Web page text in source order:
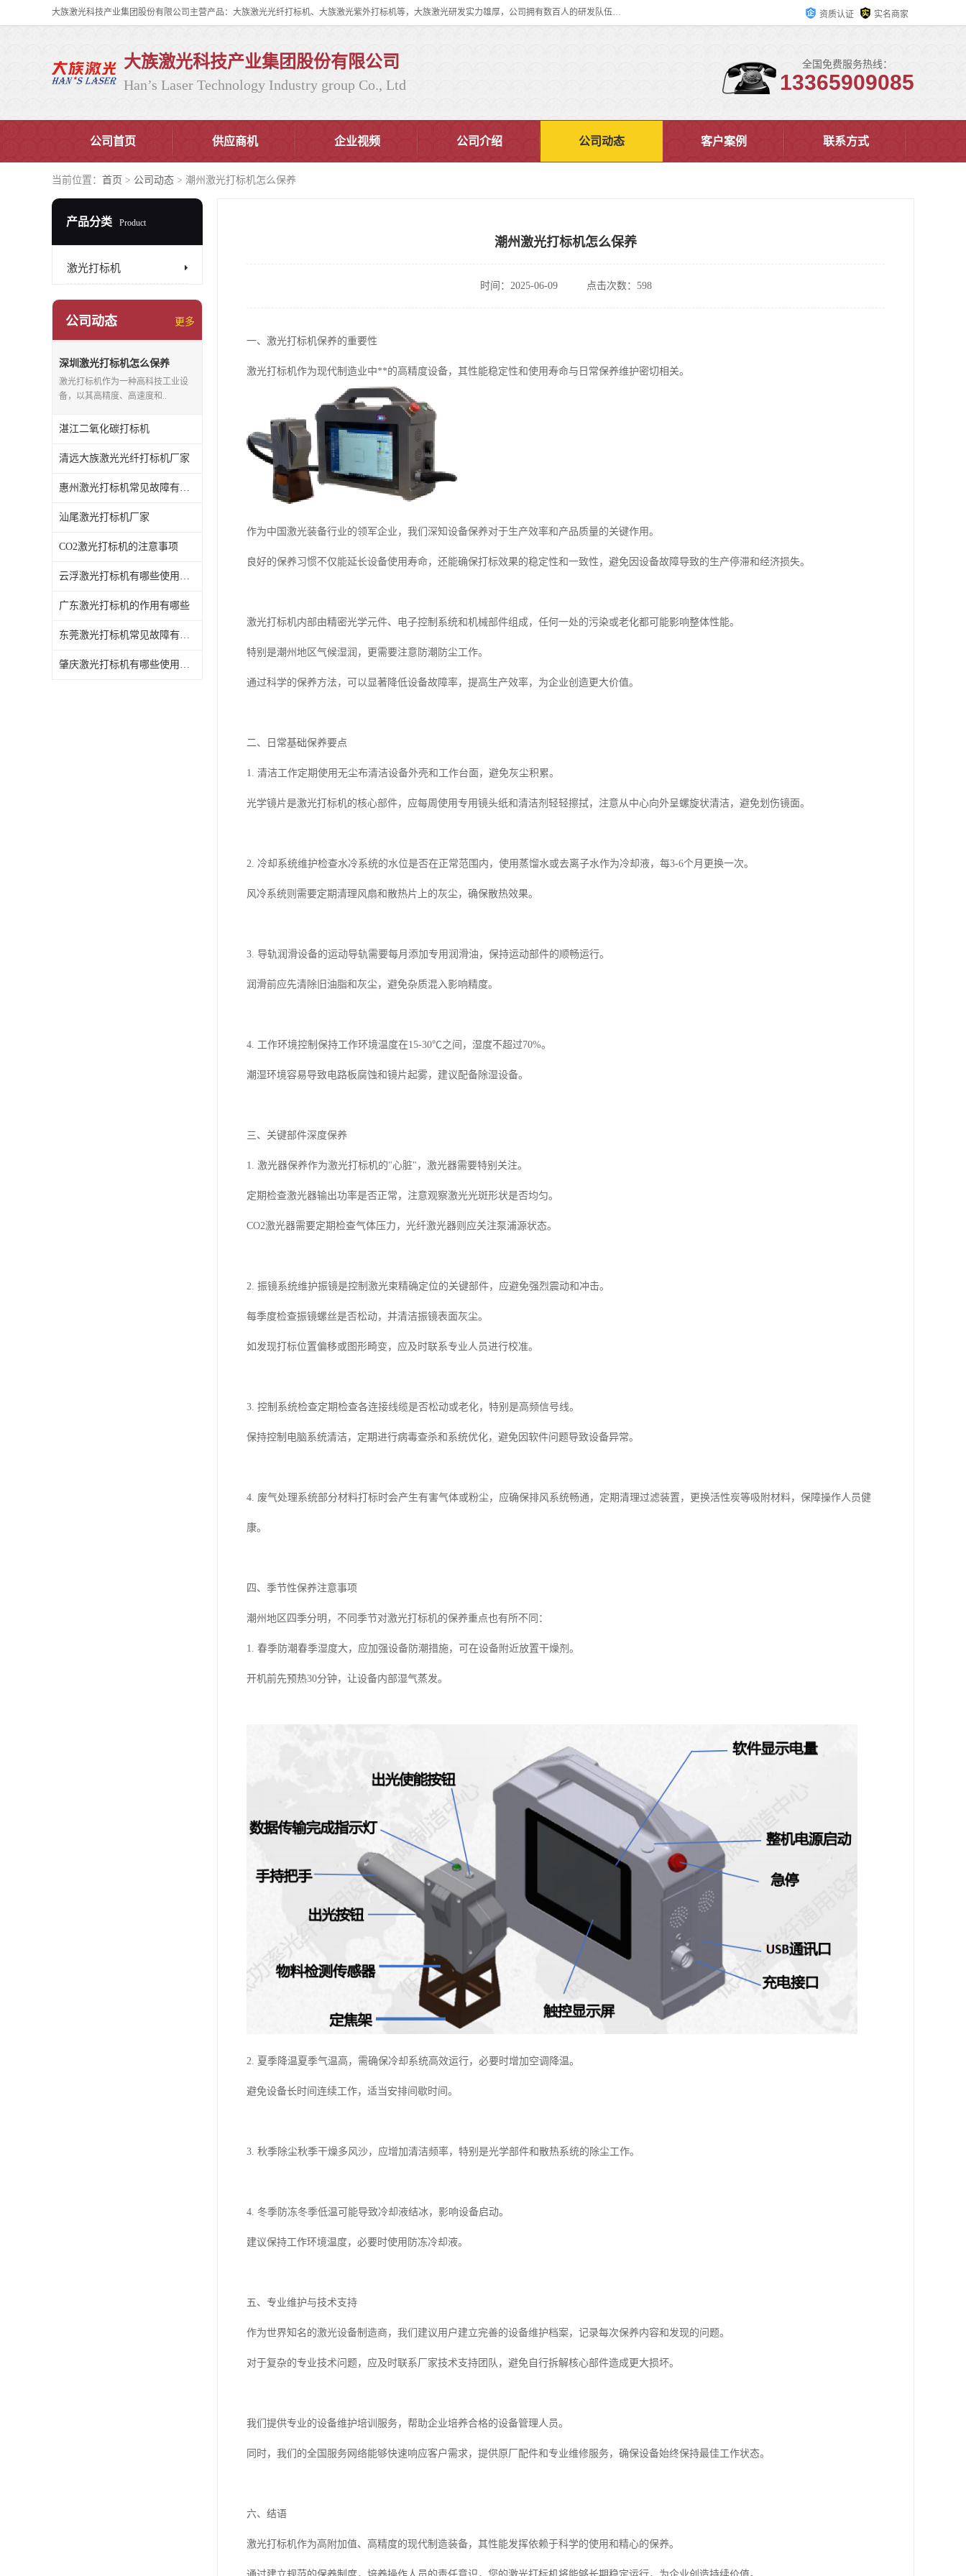
大族激光科技产业集团股份有限公司主营产品：大族激光光纤打标机、大族激光紫外打标机等，大族激光研发实力雄厚，公司拥有数百人的研发队伍，目前具有多项国际发明和国内、计算机软件着作权，多项核心技术处于国际成员之一水平，是世界上仅有的几家拥有"紫外激光"的公司之一。 资质认证 实名商家
大族激光科技产业集团股份有限公司
Han’s Laser Technology Industry group Co., Ltd
全国免费服务热线：
13365909085
公司首页 供应商机 企业视频 公司介绍 公司动态 客户案例 联系方式
当前位置： 首页 > 公司动态 > 潮州激光打标机怎么保养
产品分类 Product
激光打标机
公司动态 更多
深圳激光打标机怎么保养
激光打标机作为一种高科技工业设
备，以其高精度、高速度和..
湛江二氧化碳打标机
清远大族激光光纤打标机厂家
惠州激光打标机常见故障有哪些
汕尾激光打标机厂家
CO2激光打标机的注意事项
云浮激光打标机有哪些使用特点
广东激光打标机的作用有哪些
东莞激光打标机常见故障有哪些
肇庆激光打标机有哪些使用特点
潮州激光打标机怎么保养
时间：2025-06-09 点击次数：598
一、激光打标机保养的重要性
激光打标机作为现代制造业中**的高精度设备，其性能稳定性和使用寿命与日常保养维护密切相关。
作为中国激光装备行业的领军企业，我们深知设备保养对于生产效率和产品质量的关键作用。
良好的保养习惯不仅能延长设备使用寿命，还能确保打标效果的稳定性和一致性，避免因设备故障导致的生产停滞和经济损失。
激光打标机内部由精密光学元件、电子控制系统和机械部件组成，任何一处的污染或老化都可能影响整体性能。
特别是潮州地区气候湿润，更需要注意防潮防尘工作。
通过科学的保养方法，可以显著降低设备故障率，提高生产效率，为企业创造更大价值。
二、日常基础保养要点
1. 清洁工作定期使用无尘布清洁设备外壳和工作台面，避免灰尘积累。
光学镜片是激光打标机的核心部件，应每周使用专用镜头纸和清洁剂轻轻擦拭，注意从中心向外呈螺旋状清洁，避免划伤镜面。
2. 冷却系统维护检查水冷系统的水位是否在正常范围内，使用蒸馏水或去离子水作为冷却液，每3-6个月更换一次。
风冷系统则需要定期清理风扇和散热片上的灰尘，确保散热效果。
3. 导轨润滑设备的运动导轨需要每月添加专用润滑油，保持运动部件的顺畅运行。
润滑前应先清除旧油脂和灰尘，避免杂质混入影响精度。
4. 工作环境控制保持工作环境温度在15-30℃之间，湿度不超过70%。
潮湿环境容易导致电路板腐蚀和镜片起雾，建议配备除湿设备。
三、关键部件深度保养
1. 激光器保养作为激光打标机的"心脏"，激光器需要特别关注。
定期检查激光器输出功率是否正常，注意观察激光光斑形状是否均匀。
CO2激光器需要定期检查气体压力，光纤激光器则应关注泵浦源状态。
2. 振镜系统维护振镜是控制激光束精确定位的关键部件，应避免强烈震动和冲击。
每季度检查振镜螺丝是否松动，并清洁振镜表面灰尘。
如发现打标位置偏移或图形畸变，应及时联系专业人员进行校准。
3. 控制系统检查定期检查各连接线缆是否松动或老化，特别是高频信号线。
保持控制电脑系统清洁，定期进行病毒查杀和系统优化，避免因软件问题导致设备异常。
4. 废气处理系统部分材料打标时会产生有害气体或粉尘，应确保排风系统畅通，定期清理过滤装置，更换活性炭等吸附材料，保障操作人员健
康。
四、季节性保养注意事项
潮州地区四季分明，不同季节对激光打标机的保养重点也有所不同：
1. 春季防潮春季湿度大，应加强设备防潮措施，可在设备附近放置干燥剂。
开机前先预热30分钟，让设备内部湿气蒸发。
2. 夏季降温夏季气温高，需确保冷却系统高效运行，必要时增加空调降温。
避免设备长时间连续工作，适当安排间歇时间。
3. 秋季除尘秋季干燥多风沙，应增加清洁频率，特别是光学部件和散热系统的除尘工作。
4. 冬季防冻冬季低温可能导致冷却液结冰，影响设备启动。
建议保持工作环境温度，必要时使用防冻冷却液。
五、专业维护与技术支持
作为世界知名的激光设备制造商，我们建议用户建立完善的设备维护档案，记录每次保养内容和发现的问题。
对于复杂的专业技术问题，应及时联系厂家技术支持团队，避免自行拆解核心部件造成更大损坏。
我们提供专业的设备维护培训服务，帮助企业培养合格的设备管理人员。
同时，我们的全国服务网络能够快速响应客户需求，提供原厂配件和专业维修服务，确保设备始终保持最佳工作状态。
六、结语
激光打标机作为高附加值、高精度的现代制造装备，其性能发挥依赖于科学的使用和精心的保养。